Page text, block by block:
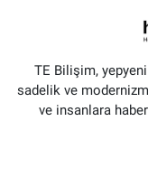
TE Bilişim,
sadelik ve
ve insanlara